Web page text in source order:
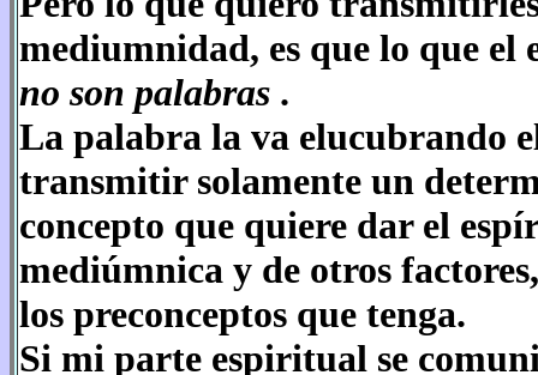
mediumnidad, es que lo que el
no son palabras .
La palabra la va elucubrando
transmitir solamente un
concepto que quiere dar el
mediúmnica y de otros
los preconceptos que tenga.
Si mi parte espiritual se